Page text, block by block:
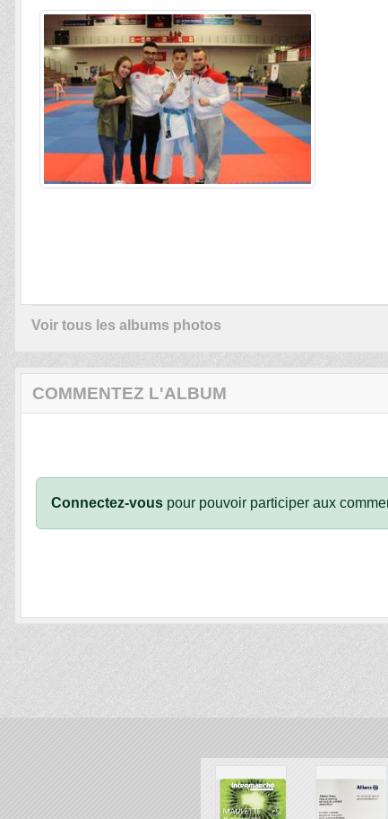
Voir tous les albums photos
COMMENTEZ L'ALBUM
Connectez-vous pour pouvoir participer aux